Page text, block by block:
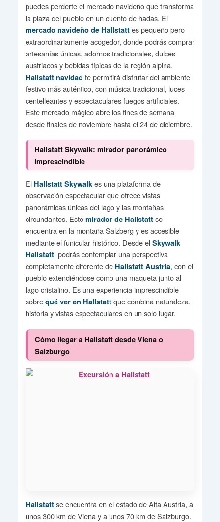
puedes perderte el mercado navideño que transforma
la plaza del pueblo en un cuento de hadas. El
mercado navideño de Hallstattes pequeño pero
extraordinariamente acogedor, donde podrás comprar
artesanías únicas, adornos tradicionales, dulces
austriacos y bebidas típicas de la región alpina.
Hallstatt navidad te permitirá disfrutar del ambiente
festivo más auténtico, con música tradicional, luces
centelleantes y espectaculares fuegos artificiales.
Este mercado mágico abre los fines de semana
desde finales de noviembre hasta el 24 de diciembre.
Hallstatt Skywalk: mirador panorámico
imprescindible
El Hallstatt Skywalkes una plataforma de
observación espectacular que ofrece vistas
panorámicas únicas del lago y las montañas
circundantes. Este mirador de Hallstattse
encuentra en la montaña Salzberg y es accesible
mediante el funicular histórico. Desde el Skywalk
Hallstatt, podrás contemplar una perspectiva
completamente diferente de Hallstatt Austria, con el
pueblo extendiéndose como una maqueta junto al
lago cristalino. Es una experiencia imprescindible
sobre qué ver en Hallstattque combina naturaleza,
historia y vistas espectaculares en un solo lugar.
Cómo llegar a Hallstatt desde Viena o
Salzburgo
Hallstattse encuentra en el estado de Alta Austria, a
unos 300 km de Viena y a unos 70 km de Salzburgo.